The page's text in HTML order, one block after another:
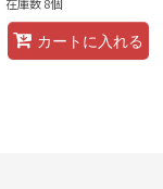
カートに入れる